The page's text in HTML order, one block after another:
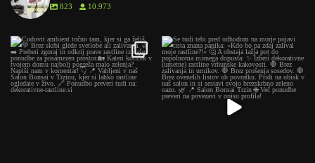
823 10.973